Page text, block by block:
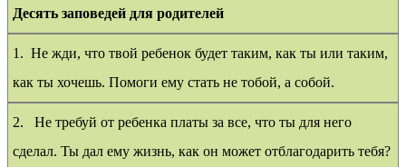
Десять заповедей для родителей
1. Не жди, что твой ребенок будет таким, как ты или таким,
как ты хочешь. Помоги ему стать не тобой, а собой.
2. Не требуй от ребенка платы за все, что ты для него
сделал. Ты дал ему жизнь, как он может отблагодарить тебя?